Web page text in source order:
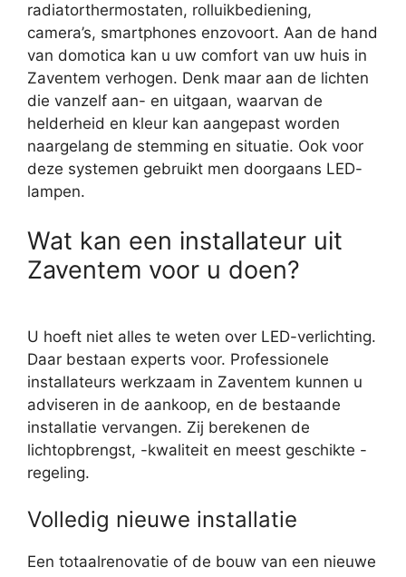
radiatorthermostaten, rolluikbediening,
camera’s, smartphones enzovoort. Aan de hand
van domotica kan u uw comfort van uw huis in
Zaventem verhogen. Denk maar aan de lichten
die vanzelf aan- en uitgaan, waarvan de
helderheid en kleur kan aangepast worden
naargelang de stemming en situatie. Ook voor
deze systemen gebruikt men doorgaans LED-
lampen.
Wat kan een installateur uit
Zaventem voor u doen?
U hoeft niet alles te weten over LED-verlichting.
Daar bestaan experts voor. Professionele
installateurs werkzaam in Zaventem kunnen u
adviseren in de aankoop, en de bestaande
installatie vervangen. Zij berekenen de
lichtopbrengst, -kwaliteit en meest geschikte -
regeling.
Volledig nieuwe installatie
Een totaalrenovatie of de bouw van een nieuwe